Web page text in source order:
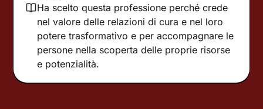
Ha scelto questa professione perché crede
nel valore delle relazioni di cura e nel loro
potere trasformativo e per accompagnare le
persone nella scoperta delle proprie risorse
e potenzialità.